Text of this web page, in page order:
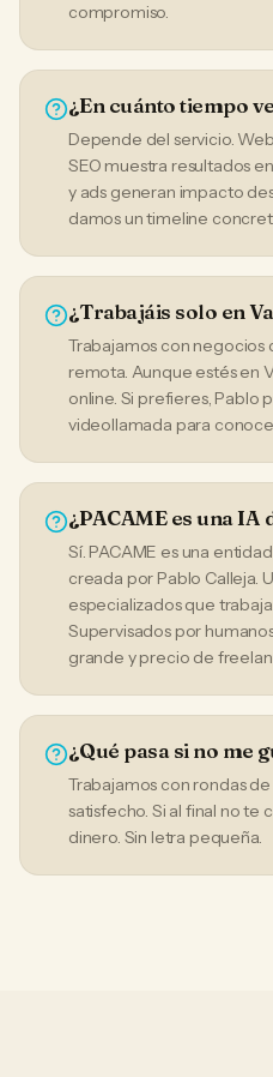
compromiso.
¿En cuánto tiempo
Depende del servicio.
SEO muestra resultados
y ads generan impacto
damos un timeline
¿Trabajáis solo en
Trabajamos con negocios
remota. Aunque estés en
online. Si prefieres, Pablo
videollamada para
¿PACAME es una IA
Sí. PACAME es una
creada por Pablo Calleja.
especializados que
Supervisados por
grande y precio de
¿Qué pasa si no me
Trabajamos con rondas
satisfecho. Si al final no te
dinero. Sin letra pequeña.